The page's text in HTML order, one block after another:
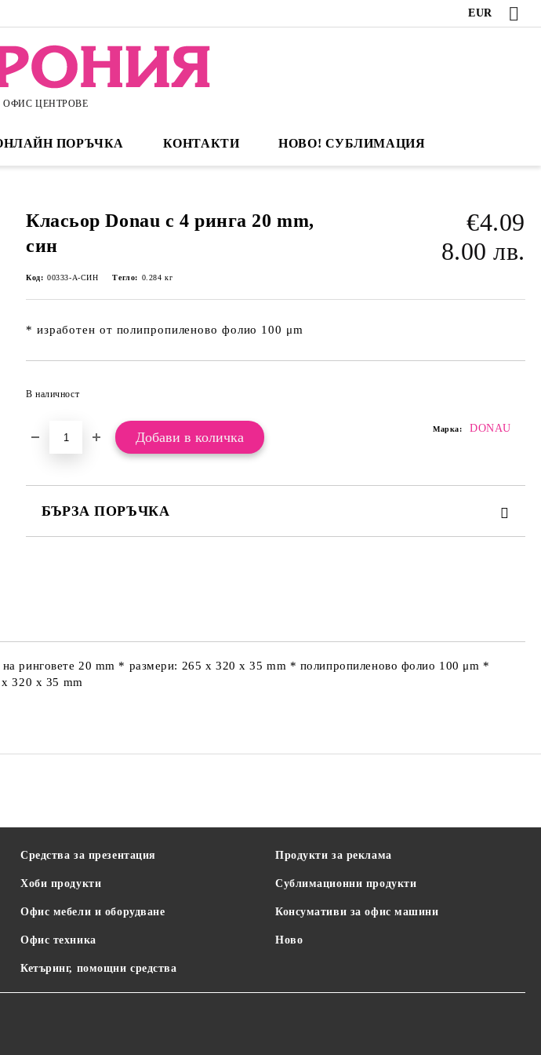
EUR
ЦЕНТРОВЕ
ПОРЪЧКА КОНТАКТИ НОВО! СУБЛИМАЦИЯ
Класьор Donau с 4 ринга 20 mm,
син
€4.09
8.00 лв.
Код: 00333-А-СИН Тегло: 0.284 кг
* изработен от полипропиленово фолио 100 μm
В наличност
Марка: DONAU
БЪРЗА ПОРЪЧКА
ринговете 20 mm * размери: 265 x 320 x 35 mm * полипропиленово фолио 100 μm *
x 320 x 35 mm
Средства за презентация
Хоби продукти
Офис мебели и оборудване
Офис техника
Кетъринг, помощни средства
Продукти за реклама
Сублимационни продукти
Консумативи за офис машини
Ново